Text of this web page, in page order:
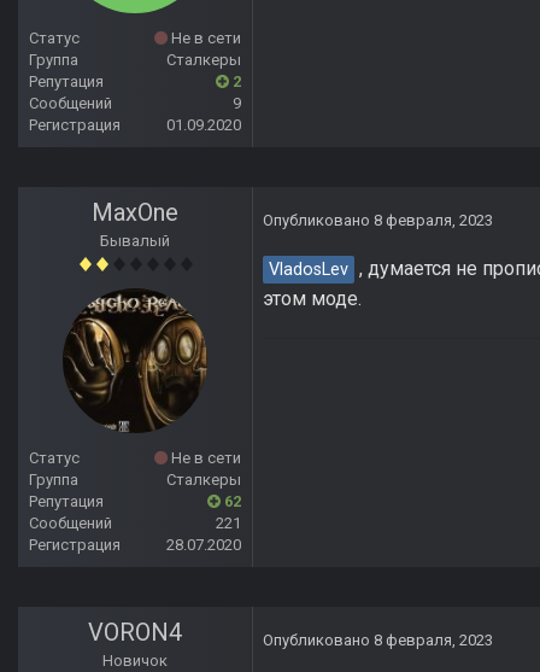
Статус
Не в сети
Группа
Сталкеры
Репутация
2
Сообщений
9
Регистрация
01.09.2020
MaxOne
Бывалый
Статус
Не в сети
Группа
Сталкеры
Репутация
62
Сообщений
221
Регистрация
28.07.2020
Опубликовано 8 февраля, 2023
VladosLev , думается не
этом моде.
VORON4
Новичок
Опубликовано 8 февраля, 2023